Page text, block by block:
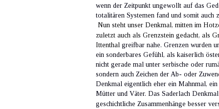
wenn der Zeitpunkt ungewollt auf das
totalitären Systemen fand und somit auch
Nun steht unser Denkmal, mitten im
zuletzt auch als Grenzstein gedacht, als
Ittenthal greifbar nahe. Grenzen wurden
ein sonderbares Gefühl, als kaiserlich
nicht gerade mal unter serbische oder
sondern auch Zeichen der Ab- oder
Denkmal eigentlich eher ein Mahnmal,
Mütter und Väter. Das Saderlach
geschichtliche Zusammenhänge besser